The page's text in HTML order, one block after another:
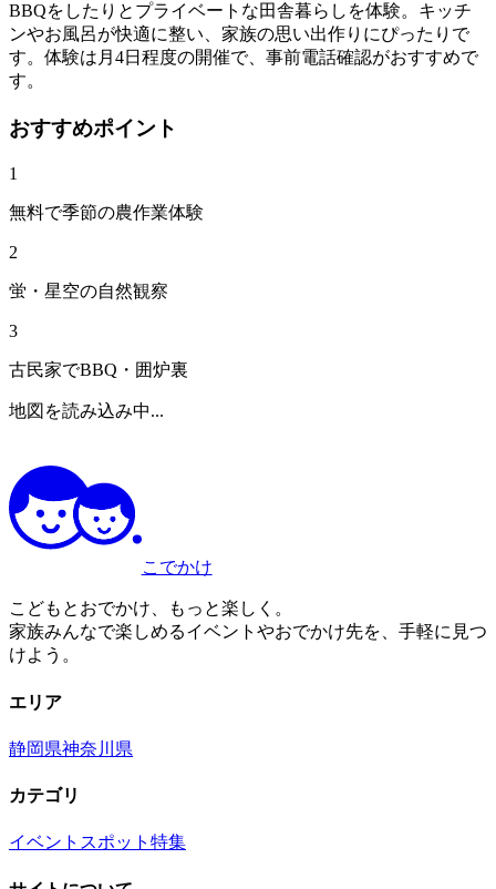
BBQをしたりとプライベートな田舎暮らしを体験。キッチ
ンやお風呂が快適に整い、家族の思い出作りにぴったりで
す。体験は月4日程度の開催で、事前電話確認がおすすめで
す。
おすすめポイント
1
無料で季節の農作業体験
2
蛍・星空の自然観察
3
古民家でBBQ・囲炉裏
地図を読み込み中...
こでかけ
こどもとおでかけ、もっと楽しく。
家族みんなで楽しめるイベントやおでかけ先を、手軽に見つ
けよう。
エリア
静岡県神奈川県
カテゴリ
イベント スポット 特集